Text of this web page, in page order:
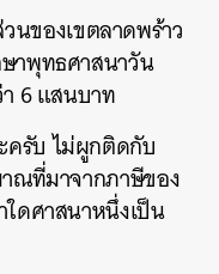
ของเขตลาดพร้าว
าพุทธศาสนาวัน
6 แสนบาท
ครับ ไม่ผูกติดกับ
ณที่มาจากภาษีของ
ดศาสนาหนึ่งเป็น